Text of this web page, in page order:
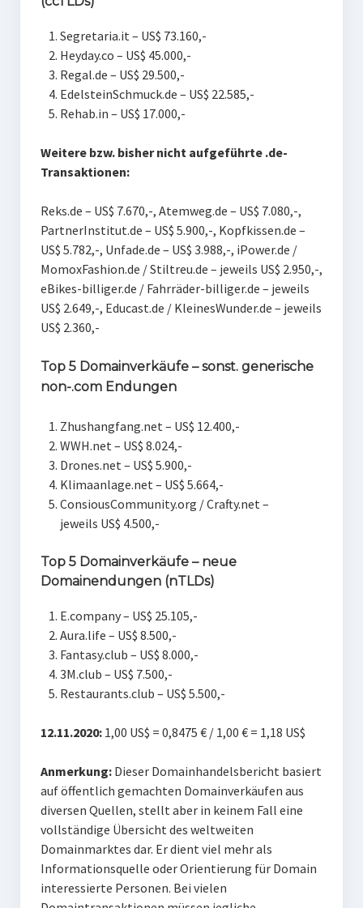
Segretaria.it – US$ 73.160,-
Heyday.co – US$ 45.000,-
Regal.de – US$ 29.500,-
EdelsteinSchmuck.de – US$ 22.585,-
Rehab.in – US$ 17.000,-
Weitere bzw. bisher nicht aufgeführte .de-
Transaktionen:
Reks.de – US$ 7.670,-, Atemweg.de – US$ 7.080,-,
PartnerInstitut.de – US$ 5.900,-, Kopfkissen.de –
US$ 5.782,-, Unfade.de – US$ 3.988,-, iPower.de /
MomoxFashion.de / Stiltreu.de – jeweils US$ 2.950,-,
eBikes-billiger.de / Fahrräder-billiger.de – jeweils
US$ 2.649,-, Educast.de / KleinesWunder.de – jeweils
US$ 2.360,-
Top 5 Domainverkäufe – sonst. generische
non-.com Endungen
Zhushangfang.net – US$ 12.400,-
WWH.net – US$ 8.024,-
Drones.net – US$ 5.900,-
Klimaanlage.net – US$ 5.664,-
ConsiousCommunity.org / Crafty.net –
jeweils US$ 4.500,-
Top 5 Domainverkäufe – neue
Domainendungen (nTLDs)
E.company – US$ 25.105,-
Aura.life – US$ 8.500,-
Fantasy.club – US$ 8.000,-
3M.club – US$ 7.500,-
Restaurants.club – US$ 5.500,-
12.11.2020:1,00 US$ = 0,8475 € / 1,00 € = 1,18 US$
Anmerkung:Dieser Domainhandelsbericht basiert
auf öffentlich gemachten Domainverkäufen aus
diversen Quellen, stellt aber in keinem Fall eine
vollständige Übersicht des weltweiten
Domainmarktes dar. Er dient viel mehr als
Informationsquelle oder Orientierung für Domain
interessierte Personen. Bei vielen